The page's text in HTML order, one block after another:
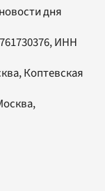
дня
ИНН
Коптевская
,